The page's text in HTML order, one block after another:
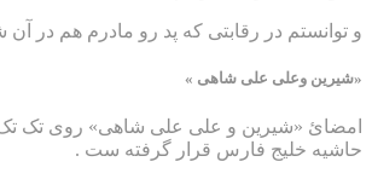
و توانستم در رقابتی که پد رو مادرم هم در آن
«شیرین وعلی علی شاهی »
امضائ «شیرین و علی علی شاهی» روی تک
حاشیه خلیج فارس قرار گرفته ست .